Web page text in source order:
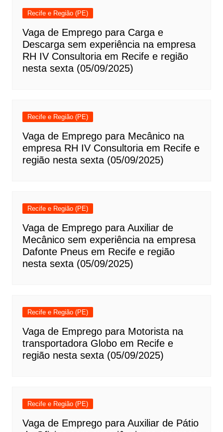
Recife e Região (PE)
Vaga de Emprego para Carga e
Descarga sem experiência na empresa
RH IV Consultoria em Recife e região
nesta sexta (05/09/2025)
Recife e Região (PE)
Vaga de Emprego para Mecânico na
empresa RH IV Consultoria em Recife e
região nesta sexta (05/09/2025)
Recife e Região (PE)
Vaga de Emprego para Auxiliar de
Mecânico sem experiência na empresa
Dafonte Pneus em Recife e região
nesta sexta (05/09/2025)
Recife e Região (PE)
Vaga de Emprego para Motorista na
transportadora Globo em Recife e
região nesta sexta (05/09/2025)
Recife e Região (PE)
Vaga de Emprego para Auxiliar de Pátio